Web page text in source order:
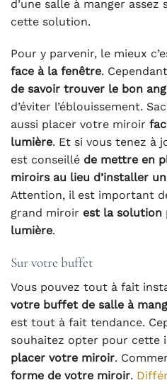
d’une salle à manger
cette solution.
Pour y parvenir, le mieux
face à la fenêtre.
de savoir trouver le bon
d’éviter l’éblouissement.
aussi placer votre miroir
lumière. Et si vous tenez à
est conseillé de mettre en
miroirs au lieu d’installer
Attention, il est important
grand miroir est la solution
lumière.
Sur votre buffet
Vous pouvez tout à fait
votre buffet de salle à
est tout à fait tendance.
souhaitez opter pour cette
placer votre miroir.
forme de votre miroir.